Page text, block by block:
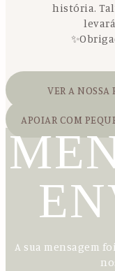
história.
VER A
APOIAR COM
A sua mensagem